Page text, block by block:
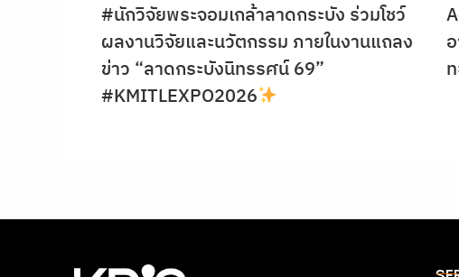
#นักวิจัยพระจอมเกล้าลาดกระบัง ร่วมโชว์
ผลงานวิจัยและนวัตกรรม ภายในงานแถลง
ข่าว “ลาดกระบังนิทรรศน์ 69”
#KMITLEXPO2026